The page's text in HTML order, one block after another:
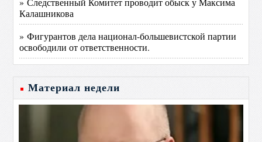
Калашникова
» Фигурантов дела национал-большевистской партии
освободили от ответственности.
Материал недели